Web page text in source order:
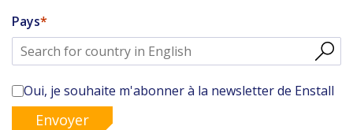
Pays
Oui, je souhaite m'abonner à la newsletter de Enstall
Envoyer